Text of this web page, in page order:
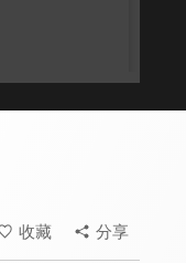
收藏 分享